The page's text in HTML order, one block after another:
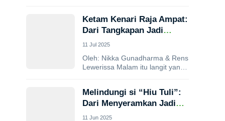
duduk santai...
Ketam Kenari Raja Ampat:
Dari Tangkapan Jadi
Harapan
11 Jul 2025
Oleh: Nikka Gunadharma & Rens
Lewerissa Malam itu langit yang
pekat, seolah
menyembunyikan...
Melindungi si “Hiu Tuli”:
Dari Menyeramkan Jadi
Melestarikan
11 Jun 2025